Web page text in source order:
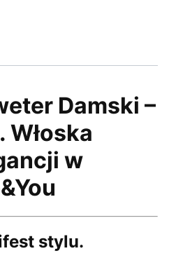
Damski –
Włoska
w
stylu.